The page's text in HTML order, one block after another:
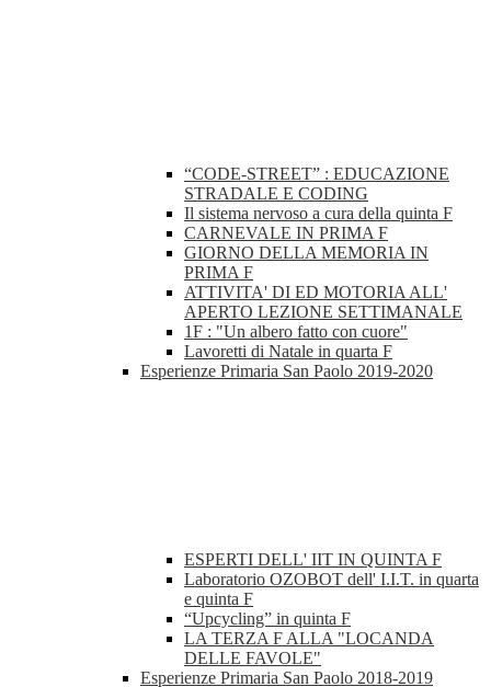
“CODE-STREET” : EDUCAZIONE
STRADALE E CODING
Il sistema nervoso a cura della quinta F
CARNEVALE IN PRIMA F
GIORNO DELLA MEMORIA IN
PRIMA F
ATTIVITA' DI ED MOTORIA ALL'
APERTO LEZIONE SETTIMANALE
1F : "Un albero fatto con cuore"
Lavoretti di Natale in quarta F
Esperienze Primaria San Paolo 2019-2020
ESPERTI DELL' IIT IN QUINTA F
Laboratorio OZOBOT dell' I.I.T. in quarta
e quinta F
“Upcycling” in quinta F
LA TERZA F ALLA "LOCANDA
DELLE FAVOLE"
Esperienze Primaria San Paolo 2018-2019